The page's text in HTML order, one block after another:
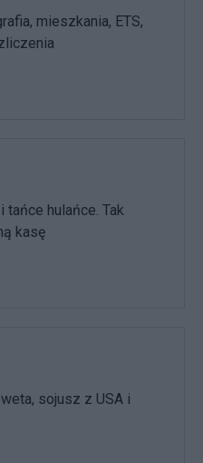
mieszkania, ETS,
tańce hulańce. Tak
kasę
sojusz z USA i